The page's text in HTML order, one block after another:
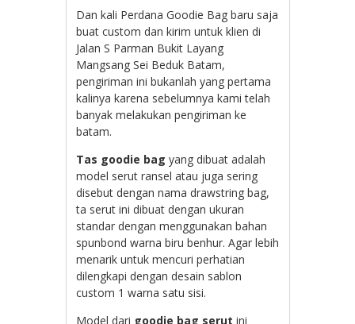
Dan kali Perdana Goodie Bag baru saja
buat custom dan kirim untuk klien di
Jalan S Parman Bukit Layang
Mangsang Sei Beduk Batam,
pengiriman ini bukanlah yang pertama
kalinya karena sebelumnya kami telah
banyak melakukan pengiriman ke
batam.
Tas goodie bag yang dibuat adalah
model serut ransel atau juga sering
disebut dengan nama drawstring bag,
ta serut ini dibuat dengan ukuran
standar dengan menggunakan bahan
spunbond warna biru benhur. Agar lebih
menarik untuk mencuri perhatian
dilengkapi dengan desain sablon
custom 1 warna satu sisi.
Model dari goodie bag serut ini